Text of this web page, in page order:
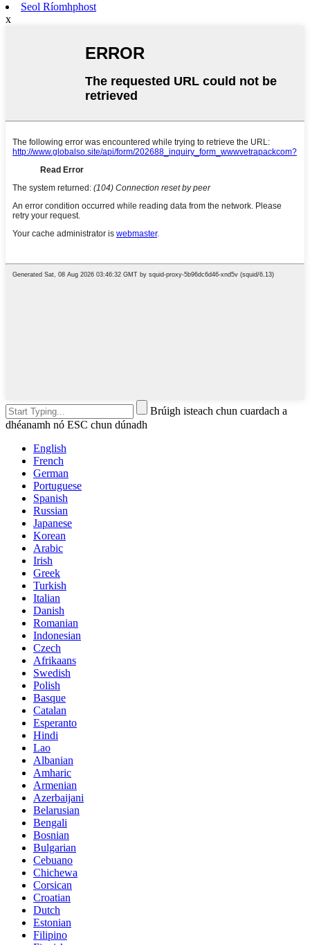
Seol Ríomhphost
x
Brúigh isteach chun cuardach a
dhéanamh nó ESC chun dúnadh
English
French
German
Portuguese
Spanish
Russian
Japanese
Korean
Arabic
Irish
Greek
Turkish
Italian
Danish
Romanian
Indonesian
Czech
Afrikaans
Swedish
Polish
Basque
Catalan
Esperanto
Hindi
Lao
Albanian
Amharic
Armenian
Azerbaijani
Belarusian
Bengali
Bosnian
Bulgarian
Cebuano
Chichewa
Corsican
Croatian
Dutch
Estonian
Filipino